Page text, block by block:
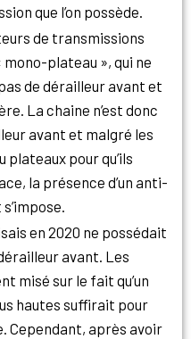
que l’on possède.
de transmissions
plateau », qui ne
de dérailleur avant et
La chaine n’est donc
avant et malgré les
pour qu’ils
la présence d’un anti-
en 2020 ne possédait
avant. Les
misé sur le fait qu’un
hautes suffirait pour
Cependant, après avoir